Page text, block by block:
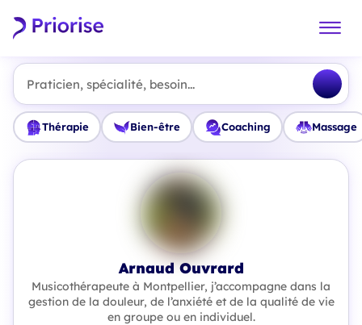
Praticien, spécialité, besoin...
Thérapie Bien-être Coaching Massage
Arnaud Ouvrard
Musicothérapeute à Montpellier, j’accompagne dans la
gestion de la douleur, de l’anxiété et de la qualité de vie
en groupe ou en individuel.